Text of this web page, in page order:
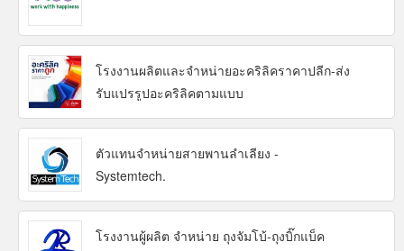
โรงงานผลิตและจำหน่ายอะคริลิคราคาปลีก-ส่ง
รับแปรรูปอะคริลิคตามแบบ
ตัวแทนจำหน่ายสายพานลำเลียง -
Systemtech.
โรงงานผู้ผลิต จำหน่าย ถุงจัมโบ้-ถุงบิ๊กแบ็ค